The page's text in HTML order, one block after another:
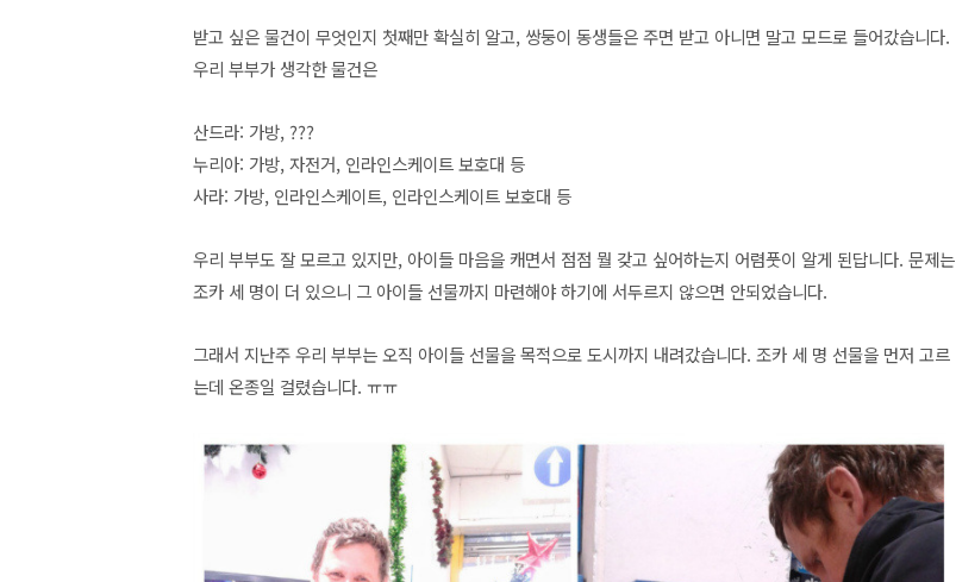
받고 싶은 물건이 무엇인지 첫째만 확실히 알고, 쌍둥이 동생들은 주면 받고 아니면 말고 모드로 들어갔습니다.
우리 부부가 생각한 물건은
산드라: 가방, ???
누리아: 가방, 자전거, 인라인스케이트 보호대 등
사라: 가방, 인라인스케이트, 인라인스케이트 보호대 등
우리 부부도 잘 모르고 있지만, 아이들 마음을 캐면서 점점 뭘 갖고 싶어하는지 어렴풋이 알게 된답니다. 문제는
조카 세 명이 더 있으니 그 아이들 선물까지 마련해야 하기에 서두르지 않으면 안되었습니다.
그래서 지난주 우리 부부는 오직 아이들 선물을 목적으로 도시까지 내려갔습니다. 조카 세 명 선물을 먼저 고르
는데 온종일 걸렸습니다. ㅠㅠ